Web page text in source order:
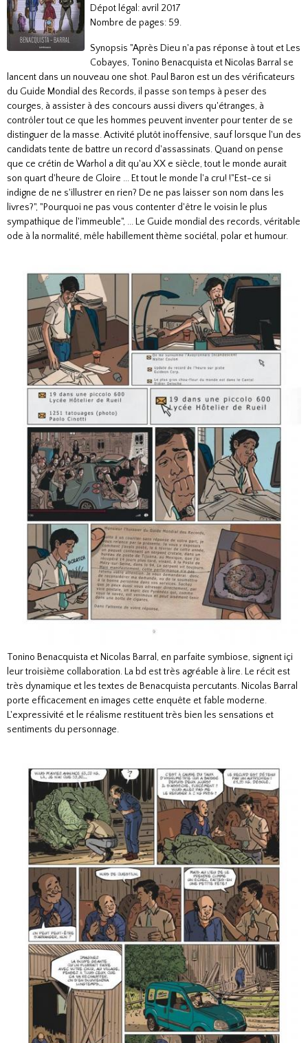
Dépot légal: avril 2017
Nombre de pages: 59.
Synopsis "Après Dieu n'a pas réponse à tout et Les
Cobayes, Tonino Benacquista et Nicolas Barral se
lancent dans un nouveau one shot. Paul Baron est un des vérificateurs
du Guide Mondial des Records, il passe son temps à peser des
courges, à assister à des concours aussi divers qu'étranges, à
contrôler tout ce que les hommes peuvent inventer pour tenter de se
distinguer de la masse. Activité plutôt inoffensive, sauf lorsque l'un des
candidats tente de battre un record d'assassinats. Quand on pense
que ce crétin de Warhol a dit qu'au XX e siècle, tout le monde aurait
son quart d'heure de Gloire ... Et tout le monde l'a cru! !"Est-ce si
indigne de ne s'illustrer en rien? De ne pas laisser son nom dans les
livres?", "Pourquoi ne pas vous contenter d'être le voisin le plus
sympathique de l'immeuble", ... Le Guide mondial des records, véritable
ode à la normalité, mêle habillement thème sociétal, polar et humour.
Tonino Benacquista et Nicolas Barral, en parfaite symbiose, signent içi
leur troisième collaboration. La bd est très agréable à lire. Le récit est
très dynamique et les textes de Benacquista percutants. Nicolas Barral
porte efficacement en images cette enquête et fable moderne.
L'expressivité et le réalisme restituent très bien les sensations et
sentiments du personnage.